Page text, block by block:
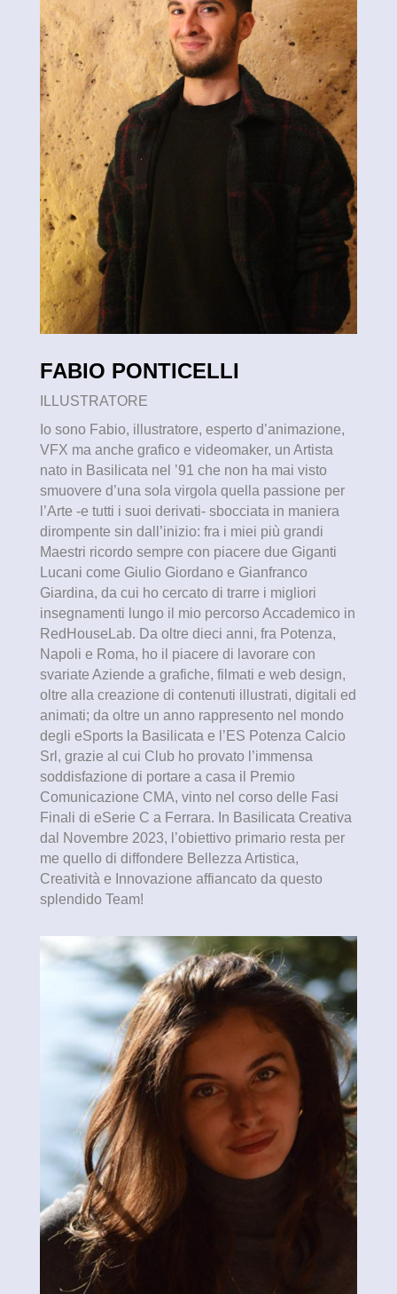
FABIO PONTICELLI
ILLUSTRATORE
Io sono Fabio, illustratore, esperto d’animazione,
VFX ma anche grafico e videomaker, un Artista
nato in Basilicata nel ’91 che non ha mai visto
smuovere d’una sola virgola quella passione per
l’Arte -e tutti i suoi derivati- sbocciata in maniera
dirompente sin dall’inizio: fra i miei più grandi
Maestri ricordo sempre con piacere due Giganti
Lucani come Giulio Giordano e Gianfranco
Giardina, da cui ho cercato di trarre i migliori
insegnamenti lungo il mio percorso Accademico in
RedHouseLab. Da oltre dieci anni, fra Potenza,
Napoli e Roma, ho il piacere di lavorare con
svariate Aziende a grafiche, filmati e web design,
oltre alla creazione di contenuti illustrati, digitali ed
animati; da oltre un anno rappresento nel mondo
degli eSports la Basilicata e l’ES Potenza Calcio
Srl, grazie al cui Club ho provato l’immensa
soddisfazione di portare a casa il Premio
Comunicazione CMA, vinto nel corso delle Fasi
Finali di eSerie C a Ferrara. In Basilicata Creativa
dal Novembre 2023, l’obiettivo primario resta per
me quello di diffondere Bellezza Artistica,
Creatività e Innovazione affiancato da questo
splendido Team!